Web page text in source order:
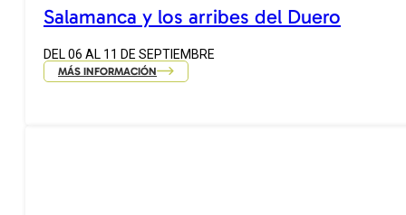
Salamanca y los arribes del Duero
DEL 06 AL 11 DE SEPTIEMBRE
MÁS INFORMACIÓN